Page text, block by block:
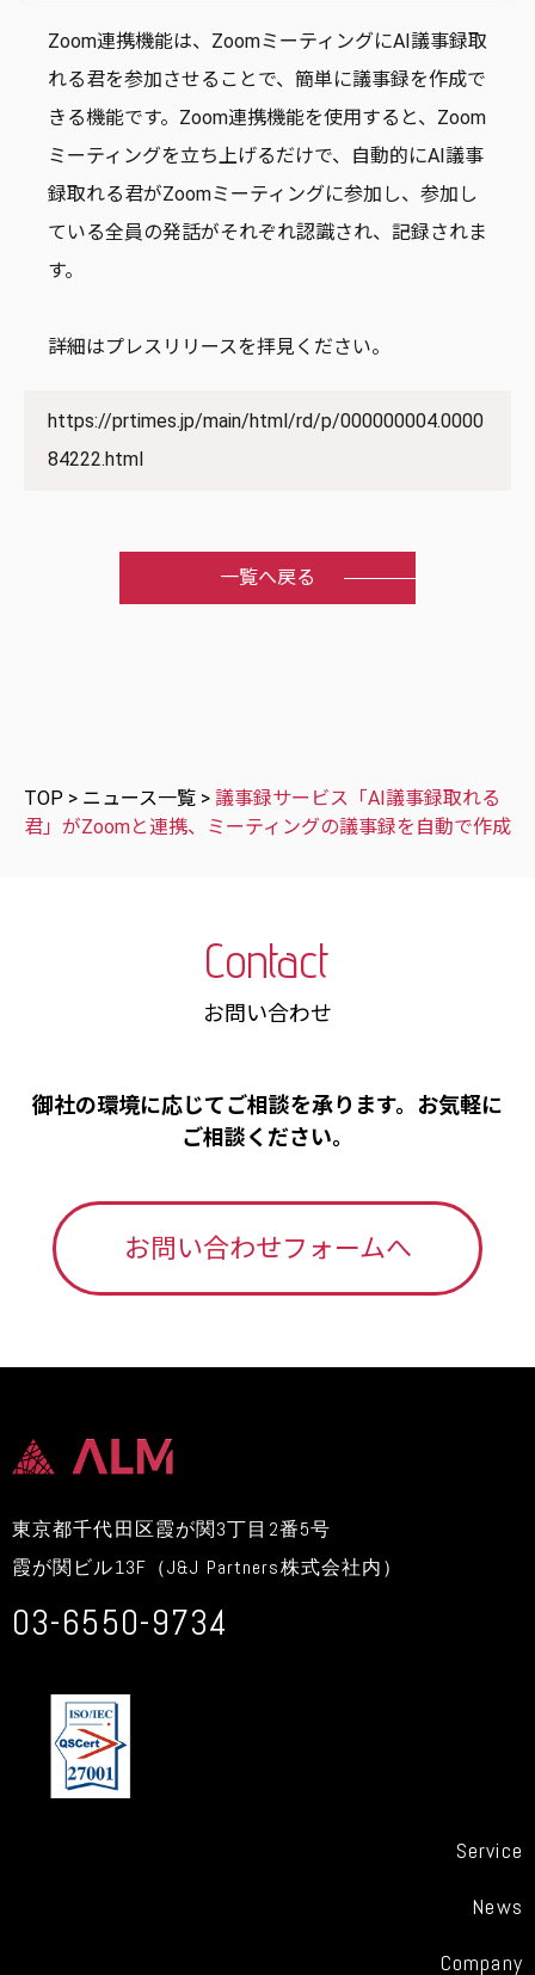
Zoom連携機能は、ZoomミーティングにAI議事録取
れる君を参加させることで、簡単に議事録を作成で
きる機能です。Zoom連携機能を使用すると、Zoom
ミーティングを立ち上げるだけで、自動的にAI議事
録取れる君がZoomミーティングに参加し、参加し
ている全員の発話がそれぞれ認識され、記録されま
す。
詳細はプレスリリースを拝見ください。
https://prtimes.jp/main/html/rd/p/000000004.0000
84222.html
一覧へ戻る
TOP > ニュース一覧 > 議事録サービス「AI議事録取れる
君」がZoomと連携、ミーティングの議事録を自動で作成
Contact
お問い合わせ
御社の環境に応じてご相談を承ります。お気軽に
ご相談ください。
お問い合わせフォームへ
東京都千代田区霞が関3丁目2番5号
霞が関ビル13F（J&J Partners株式会社内）
03-6550-9734
Service
News
Company